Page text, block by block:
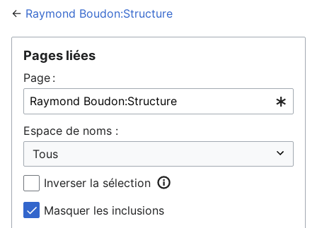
← Raymond Boudon:Structure
Pages liées
Page :
Espace de noms :
Inverser la sélection
Masquer les inclusions